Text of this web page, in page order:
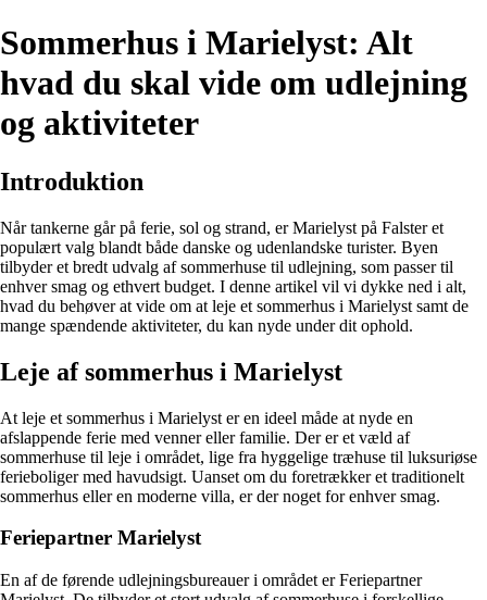
Sommerhus i Marielyst: Alt
hvad du skal vide om udlejning
og aktiviteter
Introduktion
Når tankerne går på ferie, sol og strand, er Marielyst på Falster et
populært valg blandt både danske og udenlandske turister. Byen
tilbyder et bredt udvalg af sommerhuse til udlejning, som passer til
enhver smag og ethvert budget. I denne artikel vil vi dykke ned i alt,
hvad du behøver at vide om at leje et sommerhus i Marielyst samt de
mange spændende aktiviteter, du kan nyde under dit ophold.
Leje af sommerhus i Marielyst
At leje et sommerhus i Marielyst er en ideel måde at nyde en
afslappende ferie med venner eller familie. Der er et væld af
sommerhuse til leje i området, lige fra hyggelige træhuse til luksuriøse
ferieboliger med havudsigt. Uanset om du foretrækker et traditionelt
sommerhus eller en moderne villa, er der noget for enhver smag.
Feriepartner Marielyst
En af de førende udlejningsbureauer i området er Feriepartner